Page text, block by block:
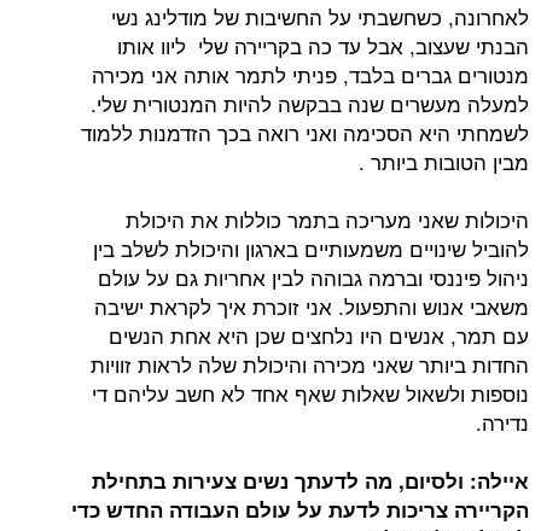
לאחרונה, כשחשבתי על החשיבות של מודלינג נשי
הבנתי שעצוב, אבל עד כה בקריירה שלי ליוו אותו
מנטורים גברים בלבד, פניתי לתמר אותה אני מכירה
למעלה מעשרים שנה בבקשה להיות המנטורית שלי.
לשמחתי היא הסכימה ואני רואה בכך הזדמנות ללמוד
מבין הטובות ביותר .
היכולות שאני מעריכה בתמר כוללות את היכולת
להוביל שינויים משמעותיים בארגון והיכולת לשלב בין
ניהול פיננסי וברמה גבוהה לבין אחריות גם על עולם
משאבי אנוש והתפעול. אני זוכרת איך לקראת ישיבה
עם תמר, אנשים היו נלחצים שכן היא אחת הנשים
החדות ביותר שאני מכירה והיכולת שלה לראות זוויות
נוספות ולשאול שאלות שאף אחד לא חשב עליהם די
נדירה.
איילה: ולסיום, מה לדעתך נשים צעירות בתחילת
הקריירה צריכות לדעת על עולם העבודה החדש כדי